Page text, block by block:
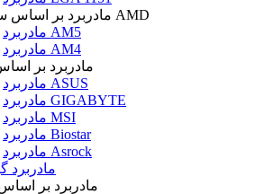
مادربرد بر اساس سوکت AMD
مادربرد AM5
مادربرد AM4
مادربرد بر
مادربرد ASUS
مادربرد GIGABYTE
مادربرد MSI
مادربرد Biostar
مادربرد Asrock
مادربرد
مادربرد بر